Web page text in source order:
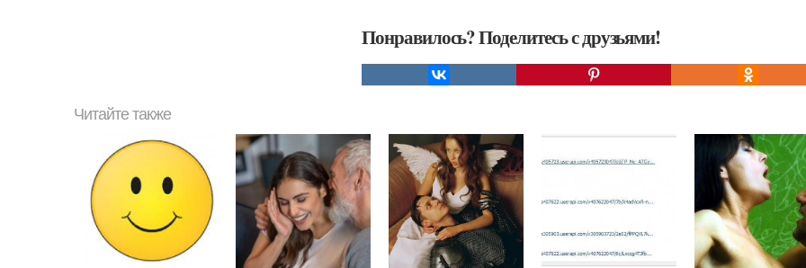
Понравилось? Поделитесь с друзьями!
Читайте также